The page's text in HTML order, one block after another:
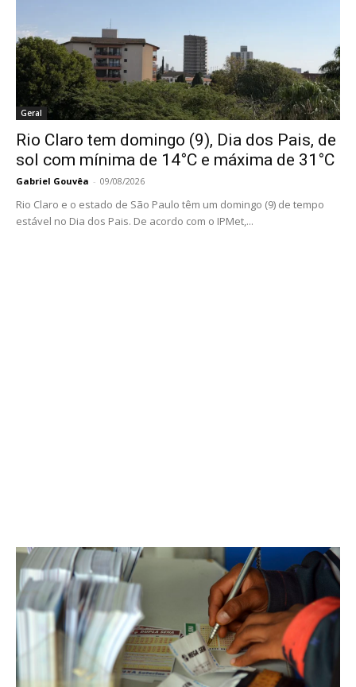
Geral
Rio Claro tem domingo (9), Dia dos Pais, de
sol com mínima de 14°C e máxima de 31°C
Gabriel Gouvêa - 09/08/2026
Rio Claro e o estado de São Paulo têm um domingo (9) de tempo
estável no Dia dos Pais. De acordo com o IPMet,...